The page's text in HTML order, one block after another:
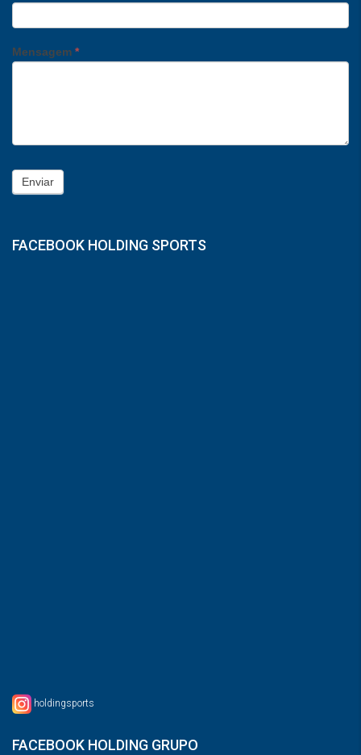
Mensagem *
Enviar
FACEBOOK HOLDING SPORTS
holdingsports
FACEBOOK HOLDING GRUPO